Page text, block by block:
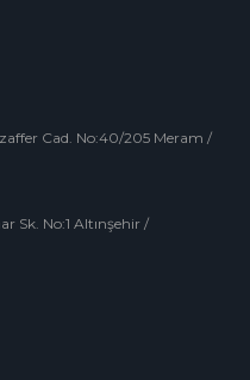
Cad. No:40/205 Meram /
Sk. No:1 Altınşehir /